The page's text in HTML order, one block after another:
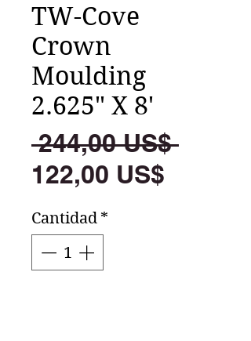
TW-Cove
Crown
Moulding
2.625" X 8'
244,00 US$ Precio
122,00 US$
Cantidad *